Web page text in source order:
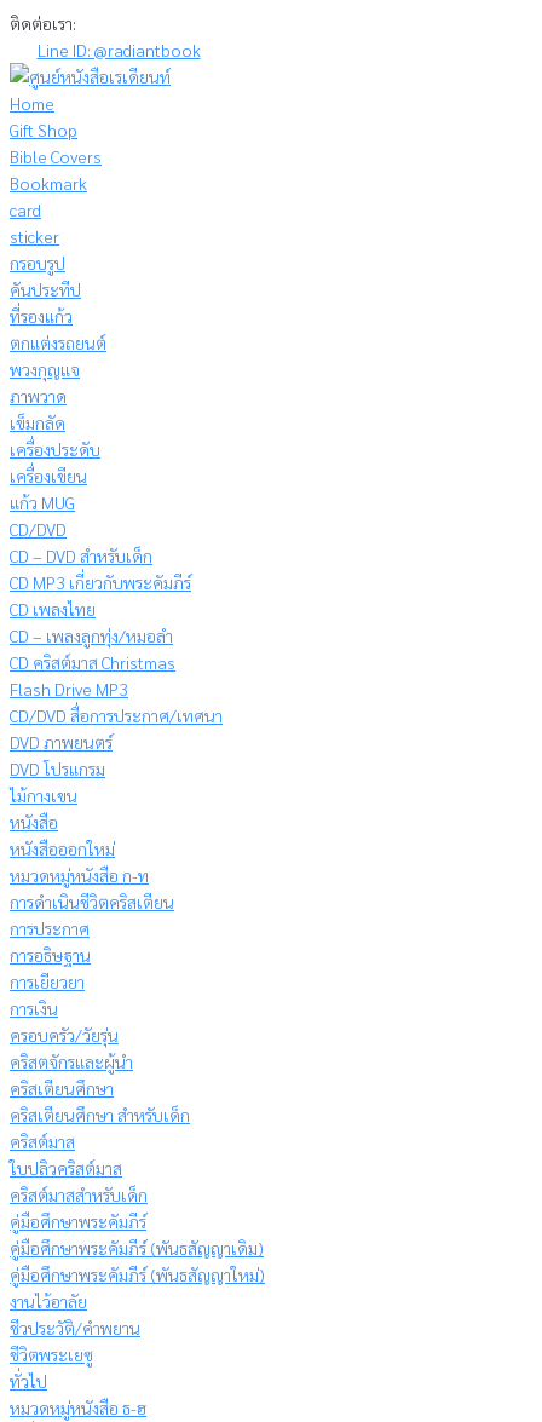
Skip
content
ติดต่อเรา:
Line ID: @radiantbook
Home
Gift Shop
Bible Covers
Bookmark
card
sticker
กรอบรูป
คันประทีป
ที่รองแก้ว
ตกแต่งรถยนต์
พวงกุญแจ
ภาพวาด
เข็มกลัด
เครื่องประดับ
เครื่องเขียน
แก้ว MUG
CD/DVD
CD – DVD สำหรับเด็ก
CD MP3 เกี่ยวกับพระคัมภีร์
CD เพลงไทย
CD – เพลงลูกทุ่ง/หมอลำ
CD คริสต์มาส Christmas
Flash Drive MP3
CD/DVD สื่อการประกาศ/เทศนา
DVD ภาพยนตร์
DVD โปรแกรม
ไม้กางเขน
หนังสือ
หนังสือออกใหม่
หมวดหมู่หนังสือ ก-ท
การดำเนินชีวิตคริสเตียน
การประกาศ
การอธิษฐาน
การเยียวยา
การเงิน
ครอบครัว/วัยรุ่น
คริสตจักรและผู้นำ
คริสเตียนศึกษา
คริสเตียนศึกษา สำหรับเด็ก
คริสต์มาส
ใบปลิวคริสต์มาส
คริสต์มาสสำหรับเด็ก
คู่มือศึกษาพระคัมภีร์
คู่มือศึกษาพระคัมภีร์ (พันธสัญญาเดิม)
คู่มือศึกษาพระคัมภีร์ (พันธสัญญาใหม่)
งานไว้อาลัย
ชีวประวัติ/คำพยาน
ชีวิตพระเยซู
ทั่วไป
หมวดหมู่หนังสือ ธ-ฮ